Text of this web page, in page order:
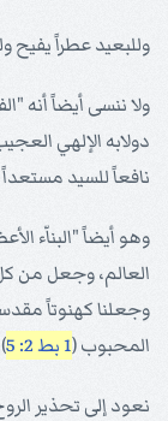
وللبعيد عطراً
ولا ننسى أيضاً أنه
دولابه الإلهي
نافعاً للسيد
وهو أيضاً "البناّء
العالم، وجعل من
وجعلنا كهنوتاً
المحبوب (1 بط 2: 5
نعود إلى تحذير